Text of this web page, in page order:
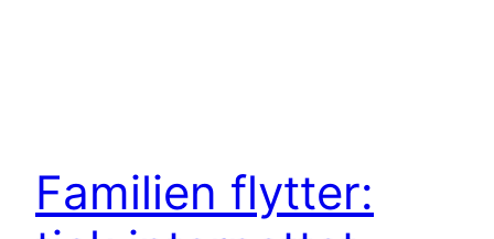
Familien flytter: